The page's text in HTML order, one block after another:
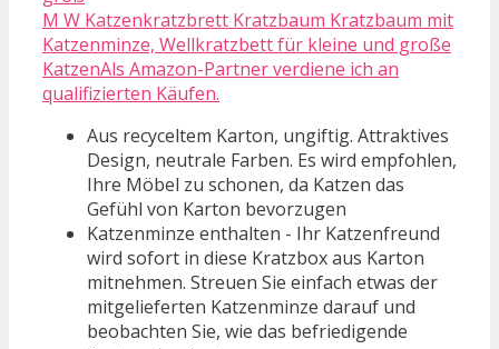
M W Katzenkratzbrett Kratzbaum Kratzbaum mit
Katzenminze, Wellkratzbett für kleine und große
KatzenAls Amazon-Partner verdiene ich an
qualifizierten Käufen.
Aus recyceltem Karton, ungiftig. Attraktives
Design, neutrale Farben. Es wird empfohlen,
Ihre Möbel zu schonen, da Katzen das
Gefühl von Karton bevorzugen
Katzenminze enthalten - Ihr Katzenfreund
wird sofort in diese Kratzbox aus Karton
mitnehmen. Streuen Sie einfach etwas der
mitgelieferten Katzenminze darauf und
beobachten Sie, wie das befriedigende